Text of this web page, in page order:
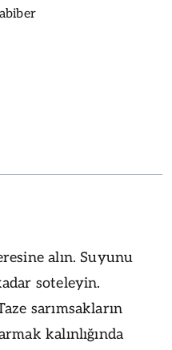
alın. Suyunu
soteleyin.
sarımsakların
kalınlığında